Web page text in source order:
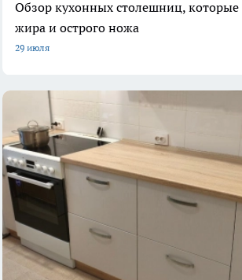
Обзор кухонных столешниц, которые
жира и острого ножа
29 июля